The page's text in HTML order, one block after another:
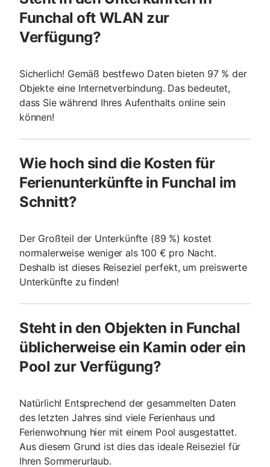
Funchal oft WLAN zur
Verfügung?
Sicherlich! Gemäß bestfewo Daten bieten 97 % der
Objekte eine Internetverbindung. Das bedeutet,
dass Sie während Ihres Aufenthalts online sein
können!
Wie hoch sind die Kosten für
Ferienunterkünfte in Funchal im
Schnitt?
Der Großteil der Unterkünfte (89 %) kostet
normalerweise weniger als 100 € pro Nacht.
Deshalb ist dieses Reiseziel perfekt, um preiswerte
Unterkünfte zu finden!
Steht in den Objekten in Funchal
üblicherweise ein Kamin oder ein
Pool zur Verfügung?
Natürlich! Entsprechend der gesammelten Daten
des letzten Jahres sind viele Ferienhaus und
Ferienwohnung hier mit einem Pool ausgestattet.
Aus diesem Grund ist dies das ideale Reiseziel für
Ihren Sommerurlaub.